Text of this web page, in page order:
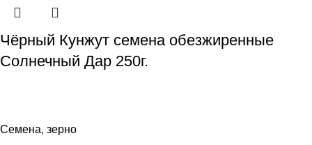
Чёрный Кунжут семена обезжиренные
Солнечный Дар 250г.
Семена, зерно